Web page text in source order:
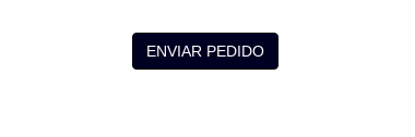
ENVIAR PEDIDO